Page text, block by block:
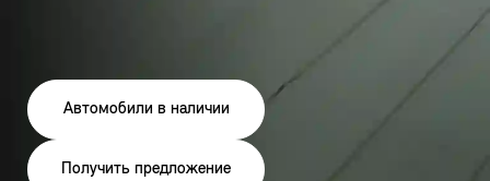
Автомобили в наличии
Получить предложение